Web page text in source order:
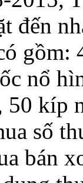
đến
gồm:
nổ
kíp
số
bán